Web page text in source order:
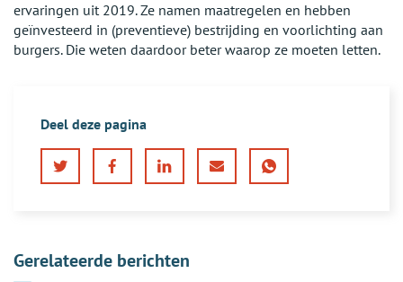
ervaringen uit 2019. Ze namen maatregelen en hebben
geïnvesteerd in (preventieve) bestrijding en voorlichting aan
burgers. Die weten daardoor beter waarop ze moeten letten.
Deel deze pagina
Twitter FacebookLinkedInE-
WhatsApp
Gerelateerde berichten